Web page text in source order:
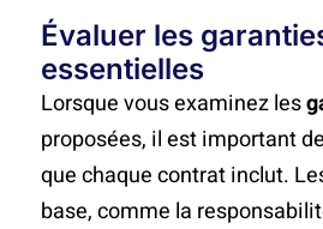
Évaluer les
essentielles
Lorsque vous examinez les
proposées, il est important
que chaque contrat inclut.
base, comme la